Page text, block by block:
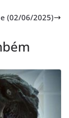
(02/06/2025)